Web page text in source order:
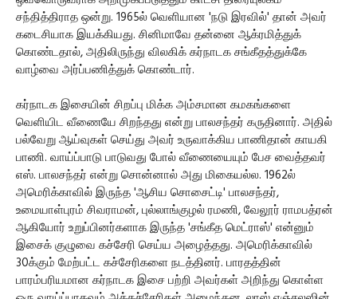
சந்தித்திராத ஒன்று. 1965ல் வெளியான 'நடு இரவில்' தான் அவர்
கடைசியாக இயக்கியது. சினிமாவே தன்னை ஆக்ரமித்துக்
கொண்டதால், அதிலிருந்து விலகிக் கர்நாடக சங்கீதத்துக்கே
வாழ்வை அர்ப்பணித்துக் கொண்டார்.
கர்நாடக இசையின் சிறப்பு மிக்க அம்சமான கமகங்களை
வெளியிட வீணையே சிறந்தது என்று பாலசந்தர் கருதினார். அதில்
பல்வேறு ஆய்வுகள் செய்து அவர் உருவாக்கிய பாணிதான் காயகி
பாணி. வாய்ப்பாடு பாடுவது போல் வீணையையும் பேச வைத்தவர்
எஸ். பாலசந்தர் என்று சொன்னால் அது மிகையல்ல. 1962ல்
அமெரிக்காவில் இருந்த 'ஆசிய சொசைட்டி' பாலசந்தர்,
உமையாள்புரம் சிவராமன், புல்லாங்குழல் ரமணி, வேலூர் ராமபத்ரன்
ஆகியோர் உறுப்பினர்களாக இருந்த 'சங்கீத மெட்ராஸ்' என்னும்
இசைக் குழுவை கச்சேரி செய்ய அழைத்தது. அமெரிக்காவில்
30க்கும் மேற்பட்ட கச்சேரிகளை நடத்தினர். பாரதத்தின்
பாரம்பரியமான கர்நாடக இசை பற்றி அவர்கள் அறிந்து கொள்ள